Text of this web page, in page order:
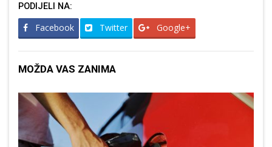
PODIJELI NA:
Facebook Twitter Google+
MOŽDA VAS ZANIMA